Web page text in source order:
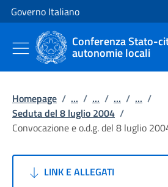
Vai al contenuto
Vai alla navigazione del sito
Governo Italiano
Conferenza Stato-
autonomie locali
Homepage / ... / ... / ... / ... /
Seduta del 8 luglio 2004 /
Convocazione e o.d.g. del 8 luglio
LINK E ALLEGATI